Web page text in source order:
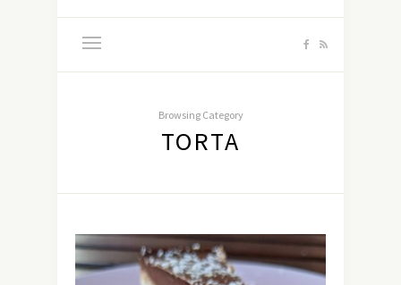
Browsing Category
TORTA